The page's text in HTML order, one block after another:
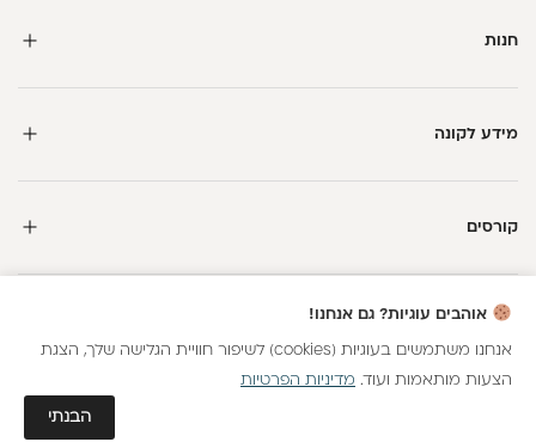
חנות
מידע לקונה
קורסים
כל הזכויות שמורות
אוהבים עוגיות? גם אנחנו!
אנחנו משתמשים בעוגיות (cookies) לשיפור חוויית הגלישה שלך, הצגת
הצעות מותאמות ועוד. מדיניות הפרטיות
הבנתי